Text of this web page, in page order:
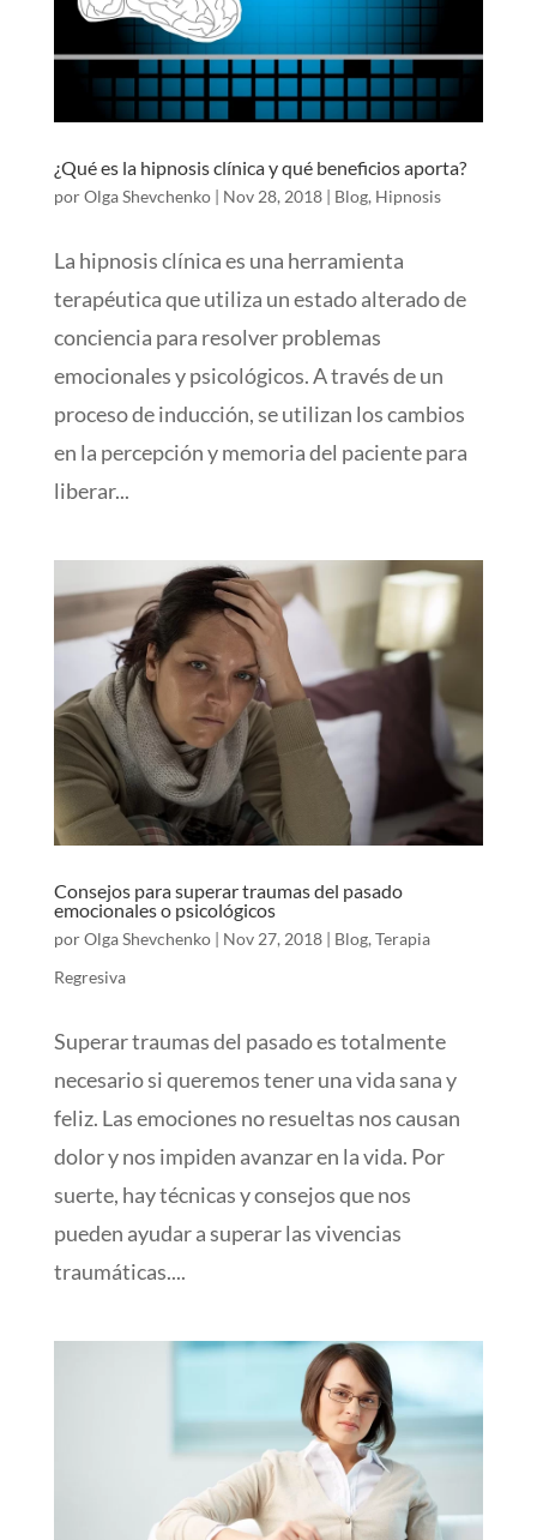
¿Qué es la hipnosis clínica y qué beneficios aporta?
porOlga Shevchenko| Nov 28, 2018| Blog, Hipnosis
La hipnosis clínica es una herramienta
terapéutica que utiliza un estado alterado de
conciencia para resolver problemas
emocionales y psicológicos. A través de un
proceso de inducción, se utilizan los cambios
en la percepción y memoria del paciente para
liberar...
Consejos para superar traumas del pasado
emocionales o psicológicos
porOlga Shevchenko| Nov 27, 2018| Blog,Terapia
Regresiva
Superar traumas del pasado es totalmente
necesario si queremos tener una vida sana y
feliz. Las emociones no resueltas nos causan
dolor y nos impiden avanzar en la vida. Por
suerte, hay técnicas y consejos que nos
pueden ayudar a superar las vivencias
traumáticas....